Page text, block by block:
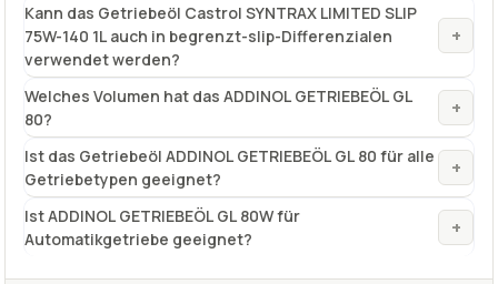
Kann das Getriebeöl Castrol SYNTRAX LIMITED SLIP
75W-140 1L auch in begrenzt-slip-Differenzialen
verwendet werden?
+
Welches Volumen hat das ADDINOL GETRIEBEÖL GL
80?
+
Ist das Getriebeöl ADDINOL GETRIEBEÖL GL 80 für alle
Getriebetypen geeignet?
+
Ist ADDINOL GETRIEBEÖL GL 80W für
Automatikgetriebe geeignet?
+